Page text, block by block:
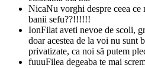
NicaNu vorghi despre ceea ce
banii sefu??!!!!!!
IonFilat aveti nevoe de scoli,
doar acestea de la voi nu sunt
privatizate, ca noi să putem
fuuuFilea degeaba te mai